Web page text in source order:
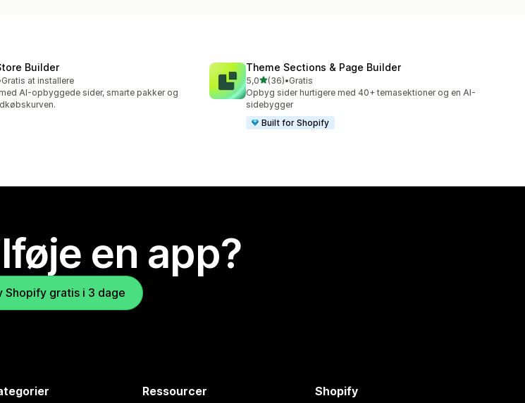
Builder
i alt
Gratis at installere
AI-opbyggede sider, smarte pakker og
Theme Sections & Page Builder
5,0ud af 5 stjerner
(36)
36 anmeldelser i alt
•Gratis
Opbyg sider hurtigere med 40+ temasektioner og en AI-
sidebygger
Built for Shopify
en app?
Shopify gratis i 3 dage
Ressourcer Shopify